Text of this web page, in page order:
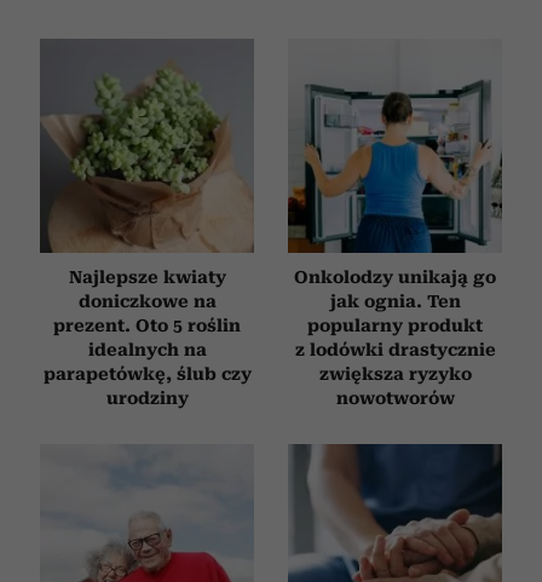
Partnerzy mogą połączyć te informacje z innymi danymi
otrzymanymi od Ciebie lub uzyskanymi podczas
korzystania z ich usług.
Najlepsze kwiaty
doniczkowe na
prezent. Oto 5 roślin
idealnych na
parapetówkę, ślub czy
urodziny
Onkolodzy unikają go
jak ognia. Ten
popularny produkt
z lodówki drastycznie
zwiększa ryzyko
nowotworów